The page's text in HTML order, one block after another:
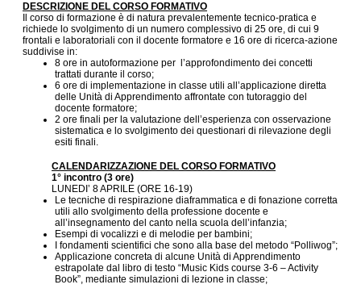
DESCRIZIONE DEL CORSO FORMATIVO
Il corso di formazione è di natura prevalentemente tecnico-pratica e
richiede lo svolgimento di un numero complessivo di 25 ore, di cui 9
frontali e laboratoriali con il docente formatore e 16 ore di ricerca-azione
suddivise in:
8 ore in autoformazione per l’approfondimento dei concetti
trattati durante il corso;
6 ore di implementazione in classe utili all’applicazione diretta
delle Unità di Apprendimento affrontate con tutoraggio del
docente formatore;
2 ore finali per la valutazione dell’esperienza con osservazione
sistematica e lo svolgimento dei questionari di rilevazione degli
esiti finali.
CALENDARIZZAZIONE DEL CORSO FORMATIVO
1° incontro (3 ore)
LUNEDI’ 8 APRILE (ORE 16-19)
Le tecniche di respirazione diaframmatica e di fonazione corretta
utili allo svolgimento della professione docente e
all’insegnamento del canto nella scuola dell’infanzia;
Esempi di vocalizzi e di melodie per bambini;
I fondamenti scientifici che sono alla base del metodo “Polliwog”;
Applicazione concreta di alcune Unità di Apprendimento
estrapolate dal libro di testo “Music Kids course 3-6 – Activity
Book”, mediante simulazioni di lezione in classe;